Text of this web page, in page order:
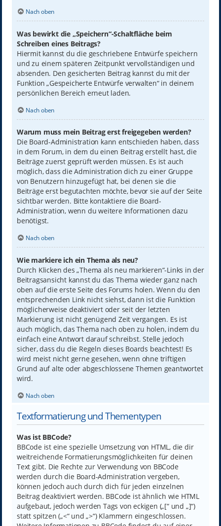
Nach oben
Was bewirkt die „Speichern“-Schaltfläche beim
Schreiben eines Beitrags?
Hiermit kannst du die geschriebene Entwürfe speichern
und zu einem späteren Zeitpunkt vervollständigen und
absenden. Den gesicherten Beitrag kannst du mit der
Funktion „Gespeicherte Entwürfe verwalten“ in deinem
persönlichen Bereich erneut laden.
Nach oben
Warum muss mein Beitrag erst freigegeben werden?
Die Board-Administration kann entschieden haben, dass
in dem Forum, in dem du einen Beitrag erstellt hast, die
Beiträge zuerst geprüft werden müssen. Es ist auch
möglich, dass die Administration dich zu einer Gruppe
von Benutzern hinzugefügt hat, bei denen sie die
Beiträge erst begutachten möchte, bevor sie auf der Seite
sichtbar werden. Bitte kontaktiere die Board-
Administration, wenn du weitere Informationen dazu
benötigst.
Nach oben
Wie markiere ich ein Thema als neu?
Durch Klicken des „Thema als neu markieren“-Links in der
Beitragsansicht kannst du das Thema wieder ganz nach
oben auf die erste Seite des Forums holen. Wenn du den
entsprechenden Link nicht siehst, dann ist die Funktion
möglicherweise deaktiviert oder seit der letzten
Markierung ist nicht genügend Zeit vergangen. Es ist
auch möglich, das Thema nach oben zu holen, indem du
einfach eine Antwort darauf schreibst. Stelle jedoch
sicher, dass du die Regeln dieses Boards beachtest! Es
wird meist nicht gerne gesehen, wenn ohne triftigen
Grund auf alte oder abgeschlossene Themen geantwortet
wird.
Nach oben
Textformatierung und Thementypen
Was ist BBCode?
BBCode ist eine spezielle Umsetzung von HTML, die dir
weitreichende Formatierungsmöglichkeiten für deinen
Text gibt. Die Rechte zur Verwendung von BBCode
werden durch die Board-Administration vergeben,
können jedoch auch durch dich für jeden einzelnen
Beitrag deaktiviert werden. BBCode ist ähnlich wie HTML
aufgebaut, jedoch werden Tags von eckigen („[“ und „]“)
statt spitzen („<“ und „>“) Klammern eingeschlossen.